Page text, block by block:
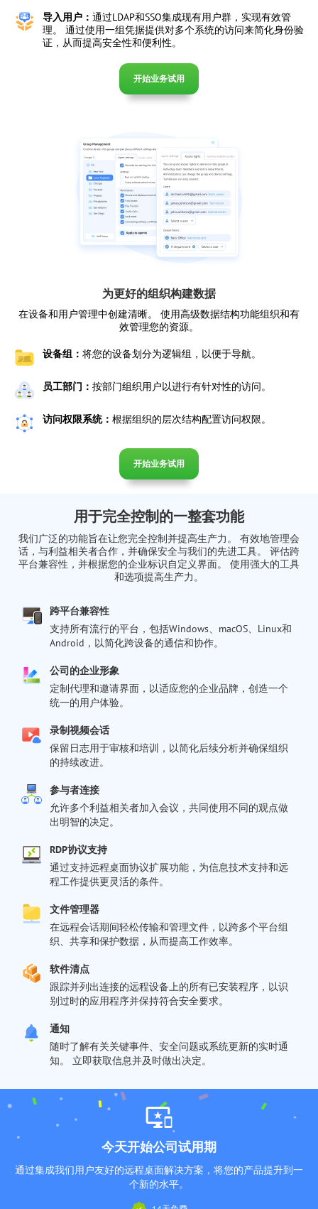
导入用户： 通过LDAP和SSO集成现有用户群，实现有效管
理。 通过使用一组凭据提供对多个系统的访问来简化身份验
证，从而提高安全性和便利性。
开始业务试用
为更好的组织构建数据
在设备和用户管理中创建清晰。 使用高级数据结构功能组织和有
效管理您的资源。
设备组： 将您的设备划分为逻辑组，以便于导航。
员工部门： 按部门组织用户以进行有针对性的访问。
访问权限系统： 根据组织的层次结构配置访问权限。
开始业务试用
用于完全控制的一整套功能
我们广泛的功能旨在让您完全控制并提高生产力。 有效地管理会
话，与利益相关者合作，并确保安全与我们的先进工具。 评估跨
平台兼容性，并根据您的企业标识自定义界面。 使用强大的工具
和选项提高生产力。
跨平台兼容性
支持所有流行的平台，包括Windows、macOS、Linux和
Android，以简化跨设备的通信和协作。
公司的企业形象
定制代理和邀请界面，以适应您的企业品牌，创造一个
统一的用户体验。
录制视频会话
保留日志用于审核和培训，以简化后续分析并确保组织
的持续改进。
参与者连接
允许多个利益相关者加入会议，共同使用不同的观点做
出明智的决定。
RDP协议支持
通过支持远程桌面协议扩展功能，为信息技术支持和远
程工作提供更灵活的条件。
文件管理器
在远程会话期间轻松传输和管理文件，以跨多个平台组
织、共享和保护数据，从而提高工作效率。
软件清点
跟踪并列出连接的远程设备上的所有已安装程序，以识
别过时的应用程序并保持符合安全要求。
通知
随时了解有关关键事件、安全问题或系统更新的实时通
知。 立即获取信息并及时做出决定。
今天开始公司试用期
通过集成我们用户友好的远程桌面解决方案，将您的产品提升到一
个新的水平。